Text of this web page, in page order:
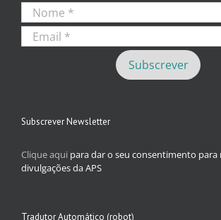
Subscrever Newsletter
Clique aqui para dar o seu consentimento para
divulgações da APS
Tradutor Automático (robot)